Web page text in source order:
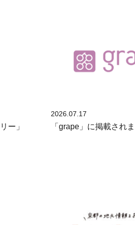
ー」
2026.07.17
「grape」に掲載され